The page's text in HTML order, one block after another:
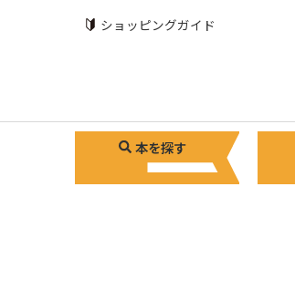
ショッピングガイド
本を探す